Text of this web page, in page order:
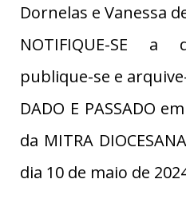
Dornelas e Vanessa
NOTIFIQUE-SE
publique-se e
DADO E PASSADO
da MITRA
dia 10 de maio de